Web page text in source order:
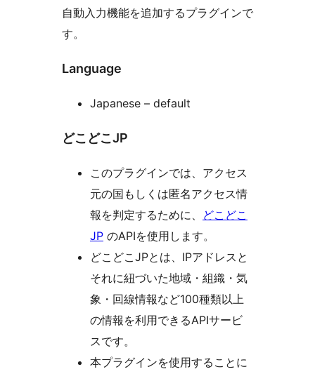
自動入力機能を追加するプラグインで
す。
Language
Japanese – default
どこどこJP
このプラグインでは、アクセス
元の国もしくは匿名アクセス情
報を判定するために、 どこどこ
JP のAPIを使用します。
どこどこJPとは、IPアドレスと
それに紐づいた地域・組織・気
象・回線情報など100種類以上
の情報を利用できるAPIサービ
スです。
本プラグインを使用することに